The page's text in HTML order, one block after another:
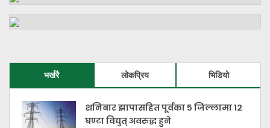
भर्खरै लोकप्रिय भिडियो
शनिबार झापासहित पूर्वका ५ जिल्लामा १२
घण्टा विद्युत् अवरुद्ध हुने